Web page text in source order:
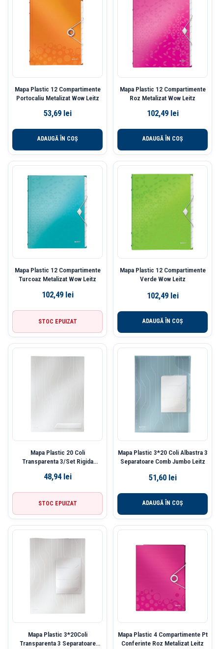
Mapa Plastic 12 Compartimente
Portocaliu Metalizat Wow Leitz
53,69 lei
ADAUGĂ ÎN COȘ
Mapa Plastic 12 Compartimente
Roz Metalizat Wow Leitz
102,49 lei
ADAUGĂ ÎN COȘ
Mapa Plastic 12 Compartimente
Turcoaz Metalizat Wow Leitz
102,49 lei
STOC EPUIZAT
Mapa Plastic 12 Compartimente
Verde Wow Leitz
102,49 lei
ADAUGĂ ÎN COȘ
Mapa Plastic 20 Coli
Transparenta 3/Set Rigida
48,94 lei
STOC EPUIZAT
Mapa Plastic 3*20 Coli Albastra 3
Separatoare Comb Jumbo Leitz
51,60 lei
ADAUGĂ ÎN COȘ
Mapa Plastic 3*20Coli
Transparenta 3 Separatoare
Mapa Plastic 4 Compartimente Pt
Conferinte Roz Metalizat Leitz